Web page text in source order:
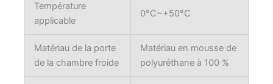
Température
applicable
0°C~+50°C
Matériau de la porte
de la chambre froide
Matériau en mousse de
polyuréthane à 100 %